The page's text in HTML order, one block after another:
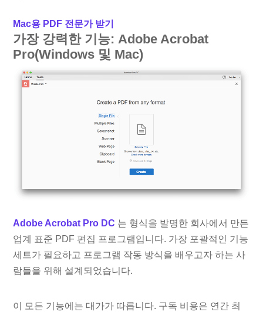
Mac용 PDF 전문가 받기
가장 강력한 기능: Adobe Acrobat
Pro(Windows 및 Mac)
Adobe Acrobat Pro DC 는 형식을 발명한 회사에서 만든
업계 표준 PDF 편집 프로그램입니다. 가장 포괄적인 기능
세트가 필요하고 프로그램 작동 방식을 배우고자 하는 사
람들을 위해 설계되었습니다.
이 모든 기능에는 대가가 따릅니다. 구독 비용은 연간 최